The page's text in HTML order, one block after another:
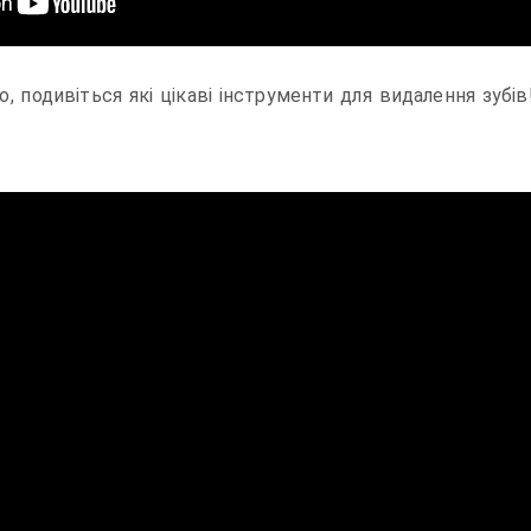
які цікаві інструменти для видалення